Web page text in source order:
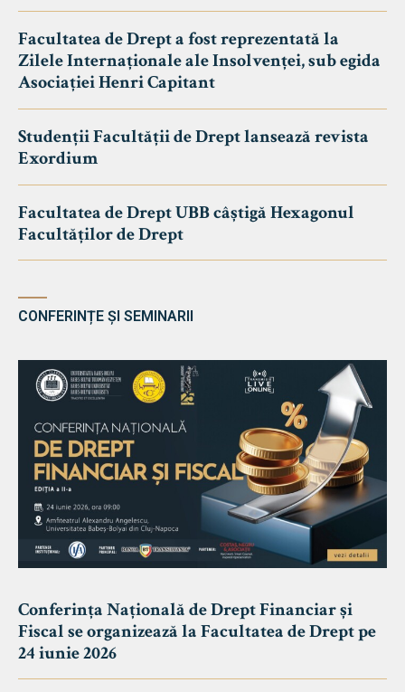
Facultatea de Drept a fost reprezentată la
Zilele Internaționale ale Insolvenței, sub egida
Asociației Henri Capitant
Studenții Facultății de Drept lansează revista
Exordium
Facultatea de Drept UBB câștigă Hexagonul
Facultăților de Drept
CONFERINȚE ȘI SEMINARII
Conferința Națională de Drept Financiar și
Fiscal se organizează la Facultatea de Drept pe
24 iunie 2026